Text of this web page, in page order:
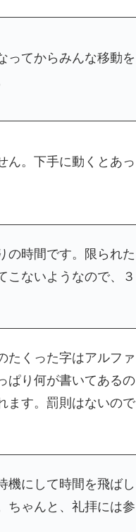
ってからみんな移動を
ん。下手に動くとあっ
の時間です。限られた
こないようなので、３
くった字はアルファ
ぱり何が書いてあるの
ます。罰則はないので
機にして時間を飛ばし
ちゃんと、礼拝には参